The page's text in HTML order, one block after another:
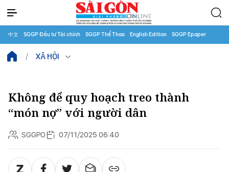
中文 SGGP Đầu tư Tài chính SGGP Thể Thao English Edition SGGP Epaper
XÃ HỘI
Không để quy hoạch treo thành
“món nợ” với người dân
SGGPO 07/11/2025 06:40